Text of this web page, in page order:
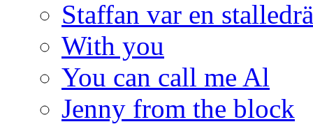
Staffan var en
With you
You can call me Al
Jenny from the block